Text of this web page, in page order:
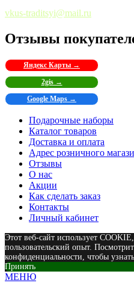
vkus-traditsyi@mail.ru
Отзывы
Яндекс Карты →
2gis →
Google Maps →
Подарочные наборы
Каталог товаров
Доставка и оплата
Адрес розничного
Отзывы
О нас
Акции
Как сделать заказ
Контакты
Личный кабинет
Этот веб-сайт использует
пользовательский опыт.
конфиденциальности, чтобы
Принять
МЕНЮ